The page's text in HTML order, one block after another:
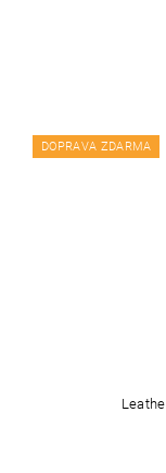
DOPRAVA ZDARMA